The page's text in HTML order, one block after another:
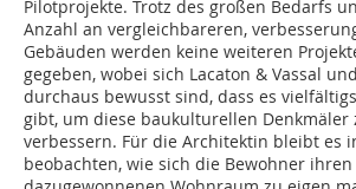
Pilotprojekte. Trotz des großen Bedarfs
Anzahl an vergleichbareren,
Gebäuden werden keine weiteren
gegeben, wobei sich Lacaton & Vassal
durchaus bewusst sind, dass es
gibt, um diese baukulturellen
verbessern. Für die Architektin bleibt es
beobachten, wie sich die Bewohner